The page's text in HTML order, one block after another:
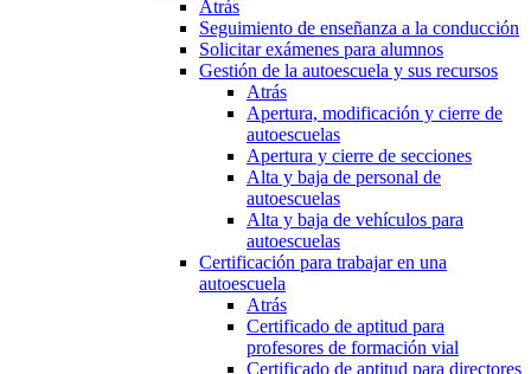
Atrás
Seguimiento de enseñanza a la conducción
Solicitar exámenes para alumnos
Gestión de la autoescuela y sus recursos
Atrás
Apertura, modificación y cierre de
autoescuelas
Apertura y cierre de secciones
Alta y baja de personal de
autoescuelas
Alta y baja de vehículos para
autoescuelas
Certificación para trabajar en una
autoescuela
Atrás
Certificado de aptitud para
profesores de formación vial
Certificado de aptitud para directores